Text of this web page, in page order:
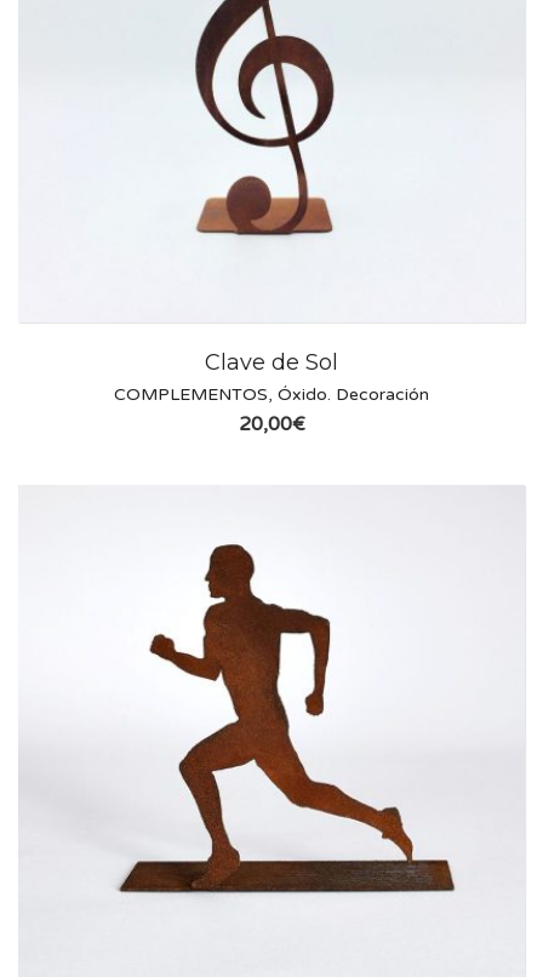
Clave de Sol
COMPLEMENTOS, Óxido. Decoración
20,00€